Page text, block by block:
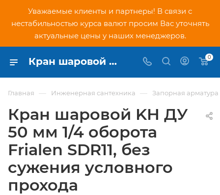
Уважаемые клиенты и партнеры! В связи с
нестабильностью курса валют просим Вас уточнять
актуальные цены у наших менеджеров.
Кран шаровой KH ДУ 50 мм 1/4 оборота Frialen SDR11, без сужения условного прохода - купить по низкой цене в Москве, интернет-магазин PNDtech.ru 0
Главная — Инженерная сантехника — Запорная арматура
Кран шаровой KH ДУ
50 мм 1/4 оборота
Frialen SDR11, без
сужения условного
прохода